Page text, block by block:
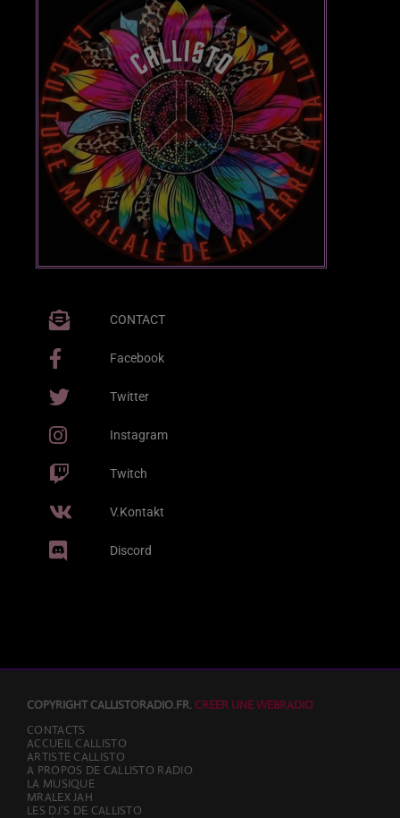
CONTACT
Facebook
Twitter
Instagram
Twitch
V.Kontakt
Discord
COPYRIGHT CALLISTORADIO.FR.CREER UNE WEBRADIO
CONTACTS
ACCUEIL CALLISTO
ARTISTE CALLISTO
A PROPOS DE CALLISTO RADIO
LA MUSIQUE
MRALEX JAH
LES DJ’S DE CALLISTO